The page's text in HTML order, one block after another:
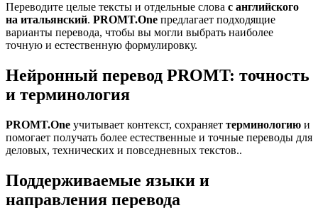
Переводите целые тексты и отдельные слова с английского
на итальянский. PROMT.One предлагает подходящие
варианты перевода, чтобы вы могли выбрать наиболее
точную и естественную формулировку.
Нейронный перевод PROMT: точность
и терминология
PROMT.One учитывает контекст, сохраняет терминологию и
помогает получать более естественные и точные переводы для
деловых, технических и повседневных текстов..
Поддерживаемые языки и
направления перевода